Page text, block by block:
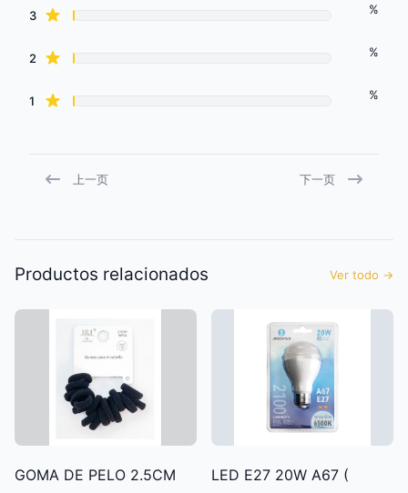
3star reviews %
2 star reviews %
1 star reviews %
上一页 下一页
Productos relacionados Ver todo →
GOMA DE PELO 2.5CM
LED E27 20W A67 (